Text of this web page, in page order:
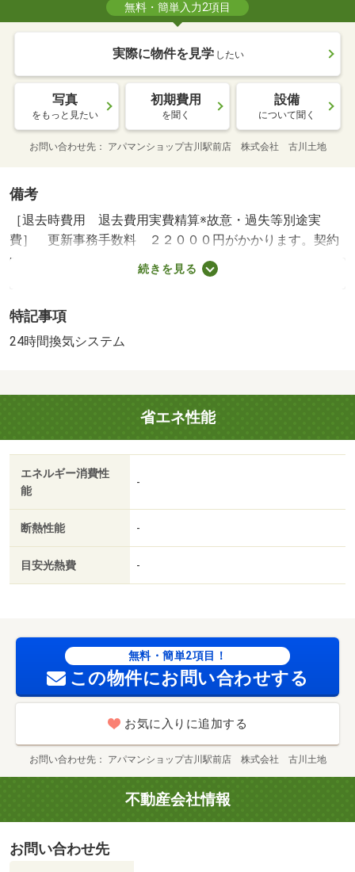
無料・簡単入力2項目
実際に物件を見学 したい
写真
をもっと見たい
初期費用
を聞く
設備
について聞く
お問い合わせ先 アパマンショップ古川駅前店 株式会社 古川土地
備考
［退去時費用 退去費用実費精算※故意・過失等別途実
費］ 更新事務手数料 ２２０００円がかかります。契約
時にクリーニング費６００００円、鍵セット費３３００円
（税込）が必要となります。駐車場貸主インボイス登録な
時保証委託料：２．２万／月額保証委託料：賃料総額の
２．２％又は５．５％ ※ペット可は２．５万／２．
ください！・バイク置場：なし・駐輪場：有/クリーニング
続きを見る
特記事項
24時間換気システム
省エネ性能
エネルギー消費性
能
-
断熱性能 -
目安光熱費 -
無料・簡単2項目！
この物件にお問い合わせする
お気に入りに追加する
お問い合わせ先 アパマンショップ古川駅前店 株式会社 古川土地
不動産会社情報
お問い合わせ先